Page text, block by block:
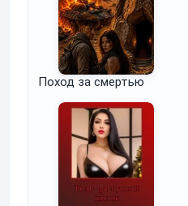
Поход за смертью